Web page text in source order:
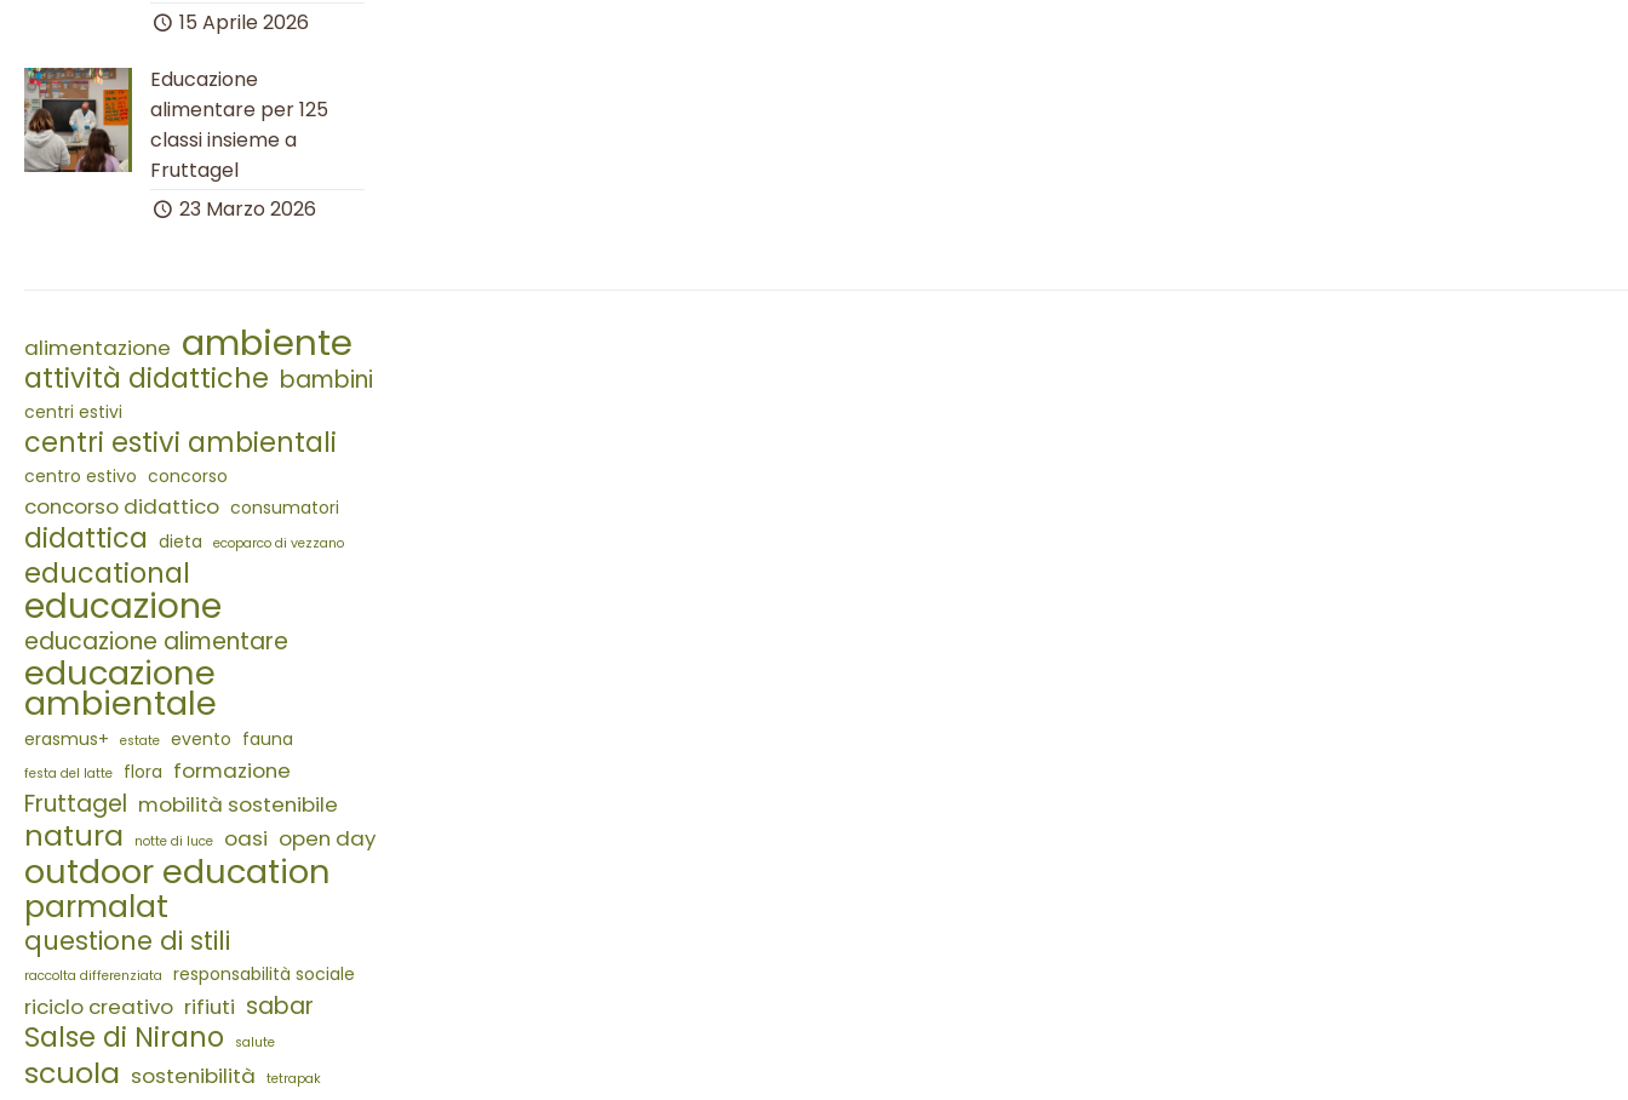
15 Aprile 2026
Educazione
alimentare per 125
classi insieme a
Fruttagel
23 Marzo 2026
alimentazione ambiente
attività didattiche bambini
centri estivi
centri estivi ambientali
centro estivo concorso
concorso didattico consumatori
didattica dieta ecoparco di vezzano
educational
educazione
educazione alimentare
educazione
ambientale
erasmus+ estate evento fauna
festa del latte flora formazione
Fruttagel mobilità sostenibile
natura notte di luce oasi open day
outdoor education
parmalat
questione di stili
raccolta differenziata responsabilità sociale
riciclo creativo rifiuti sabar
Salse di Nirano salute
scuola sostenibilità tetrapak